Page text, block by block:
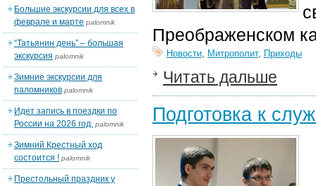
Преображенском
Новости, Митрополит, Приходы
Читать дальше
Подготовка к
Большие экскурсии для всех в
феврале и марте palomnik
“Татьянин день” – большая
экскурсия palomnik
Зимние экскурсии для
паломников palomnik
Идет запись в поездки по
России на 2026 год. palomnik
Зимний Крестный ход
состоится ! palomnik
Престольный праздник у